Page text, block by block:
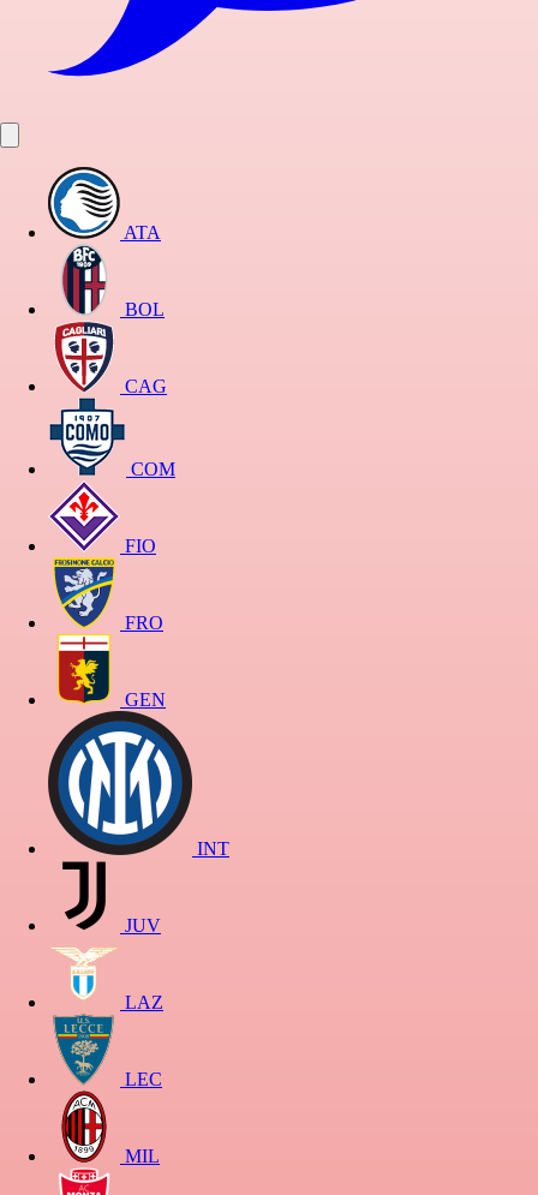
ATA
BOL
CAG
COM
FIO
FRO
GEN
INT
JUV
LAZ
LEC
MIL